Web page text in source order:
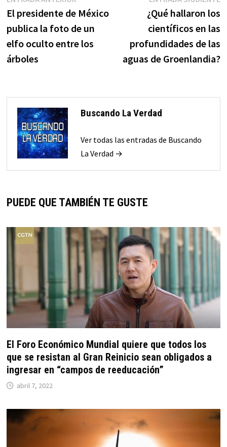
de
entradas
anterior:
El presidente de México
publica la foto de un
elfo oculto entre los
árboles
¿Qué hallaron los
científicos en las
profundidades de las
aguas de Groenlandia?
Buscando La Verdad
Ver todas las entradas de Buscando
La Verdad →
PUEDE QUE TAMBIÉN TE GUSTE
El Foro Económico Mundial quiere que todos los
que se resistan al Gran Reinicio sean obligados a
ingresar en “campos de reeducación”
abril 7, 2022